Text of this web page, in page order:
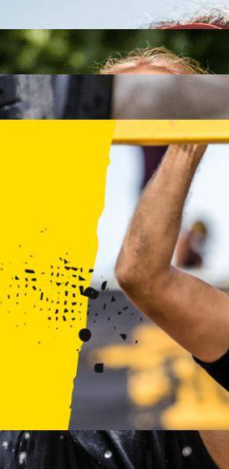
ZEMBORZYCKI 22/23.08.2026
SOPOT 12/13.09.2026
24/26.09.2026
ROLANTOWICE 26/27.09.2026
MODLIN 10/11.10.2026
24/25.10.2026
31.10.2026